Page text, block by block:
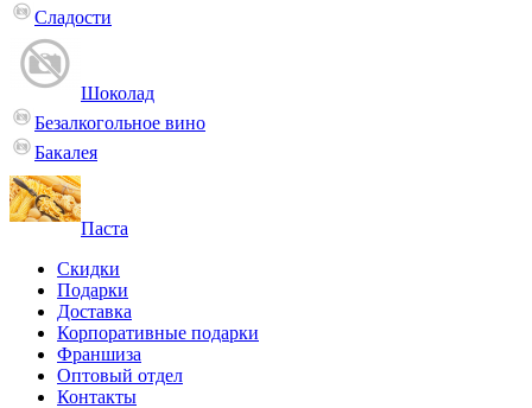
Сладости
Шоколад
Безалкогольное вино
Бакалея
Паста
Скидки
Подарки
Доставка
Корпоративные подарки
Франшиза
Оптовый отдел
Контакты